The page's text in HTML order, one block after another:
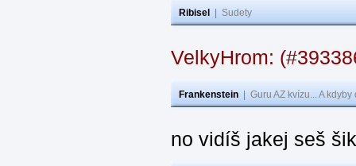
Ribisel Sudety
VelkyHrom:
Frankenstein Guru AZ kvízu... A
no vidíš jakej seš